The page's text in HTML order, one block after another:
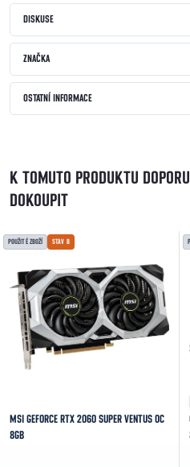
DISKUSE
ZNAČKA
OSTATNÍ INFORMACE
K TOMUTO PRODUKTU
DOKOUPIT
POUŽITÉ ZBOŽÍ STAV B
MSI GEFORCE RTX 2060 SUPER VENTUS OC
8GB